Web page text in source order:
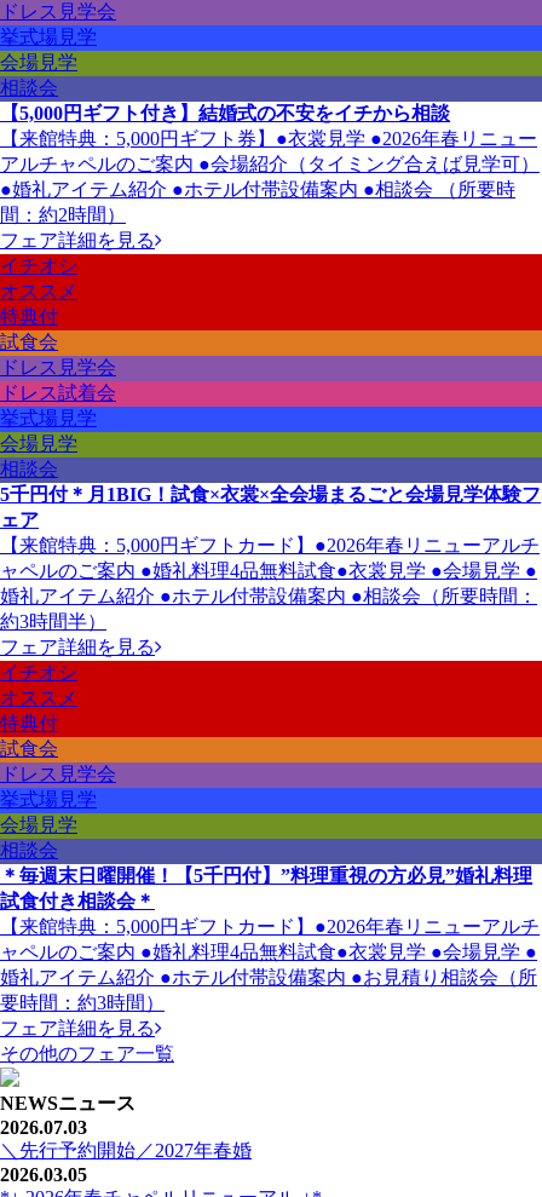
ドレス見学会
挙式場見学
会場見学
相談会
【5,000円ギフト付き】結婚式の不安をイチから相談
【来館特典：5,000円ギフト券】●衣裳見学 ●2026年春リニュー
アルチャペルのご案内 ●会場紹介（タイミング合えば見学可）
●婚礼アイテム紹介 ●ホテル付帯設備案内 ●相談会 （所要時
間：約2時間）
フェア詳細を見る
イチオシ
オススメ
特典付
試食会
ドレス見学会
ドレス試着会
挙式場見学
会場見学
相談会
5千円付＊月1BIG！試食×衣裳×全会場まるごと会場見学体験フ
ェア
【来館特典：5,000円ギフトカード】●2026年春リニューアルチ
ャペルのご案内 ●婚礼料理4品無料試食●衣裳見学 ●会場見学 ●
婚礼アイテム紹介 ●ホテル付帯設備案内 ●相談会（所要時間：
約3時間半）
フェア詳細を見る
イチオシ
オススメ
特典付
試食会
ドレス見学会
挙式場見学
会場見学
相談会
＊毎週末日曜開催！【5千円付】”料理重視の方必見”婚礼料理
試食付き相談会＊
【来館特典：5,000円ギフトカード】●2026年春リニューアルチ
ャペルのご案内 ●婚礼料理4品無料試食●衣裳見学 ●会場見学 ●
婚礼アイテム紹介 ●ホテル付帯設備案内 ●お見積り相談会（所
要時間：約3時間）
フェア詳細を見る
その他のフェア一覧
NEWSニュース
2026.07.03
＼先行予約開始／2027年春婚
2026.03.05